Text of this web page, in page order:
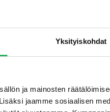
Yksityiskohdat
ja mainosten
jaamme sosiaalisen